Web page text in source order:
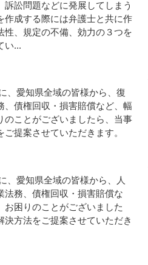
訴訟問題などに発展してしまう
作成する際には弁護士と共に作
性、規定の不備、効力の３つを
い...
、愛知県全域の皆様から、復
債権回収・損害賠償など、幅
のことがございましたら、当事
提案させていただきます。
、愛知県全域の皆様から、人
法務、債権回収・損害賠償な
お困りのことがございました
方法をご提案させていただき